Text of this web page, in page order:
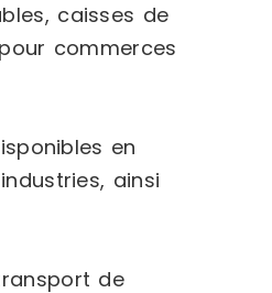
caisses de
commerces
en
ainsi
de